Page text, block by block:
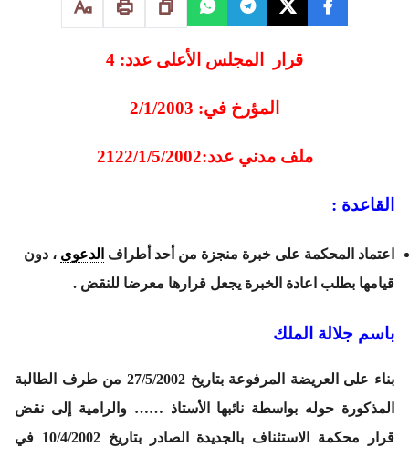
قرار المجلس الأعلى عدد: 4
المؤرخ في: 2/1/2003
ملف مدني عدد:2122/1/5/2002
القاعدة :
اعتماد المحكمة على خبرة منجزة من أحد أطراف الدعوى ، دون
قيامها بطلب اعادة الخبرة يجعل قرارها معرضا للنقض .
باسم جلالة الملك
بناء على العريضة المرفوعة بتاريخ 27/5/2002 من طرف الطالبة
المذكورة حوله بواسطة نائبها الأستاذ …… والرامية إلى نقض
قرار محكمة الاستئناف بالجديدة الصادر بتاريخ 10/4/2002 في